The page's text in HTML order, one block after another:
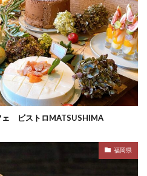
ェ ビストロMATSUSHIMA
福岡県